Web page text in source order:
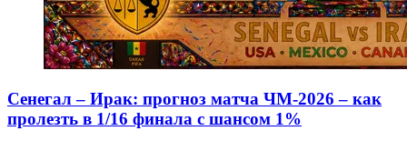
Сенегал – Ирак: прогноз матча ЧМ-2026 – как
пролезть в 1/16 финала с шансом 1%